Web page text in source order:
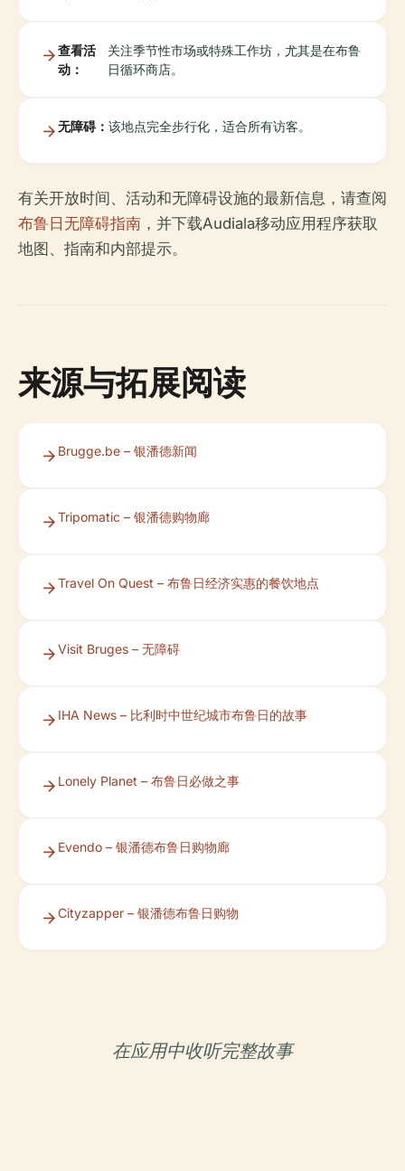
查看活
动：
关注季节性市场或特殊工作坊，尤其是在布鲁
日循环商店。
无障碍： 该地点完全步行化，适合所有访客。
有关开放时间、活动和无障碍设施的最新信息，请查阅
布鲁日无障碍指南 ，并下载Audiala移动应用程序获取
地图、指南和内部提示。
来源与拓展阅读
Brugge.be – 银潘德新闻
Tripomatic – 银潘德购物廊
Travel On Quest – 布鲁日经济实惠的餐饮地点
Visit Bruges – 无障碍
IHA News – 比利时中世纪城市布鲁日的故事
Lonely Planet – 布鲁日必做之事
Evendo – 银潘德布鲁日购物廊
Cityzapper – 银潘德布鲁日购物
在应用中收听完整故事